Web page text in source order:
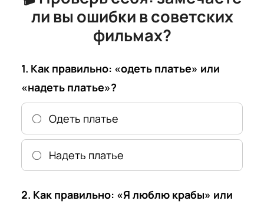
ли вы ошибки в советских
фильмах?
1. Как правильно: «одеть платье» или
«надеть платье»?
Одеть платье
Надеть платье
2. Как правильно: «Я люблю крабы» или